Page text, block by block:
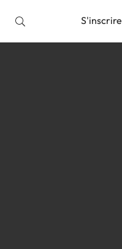
S'inscrire